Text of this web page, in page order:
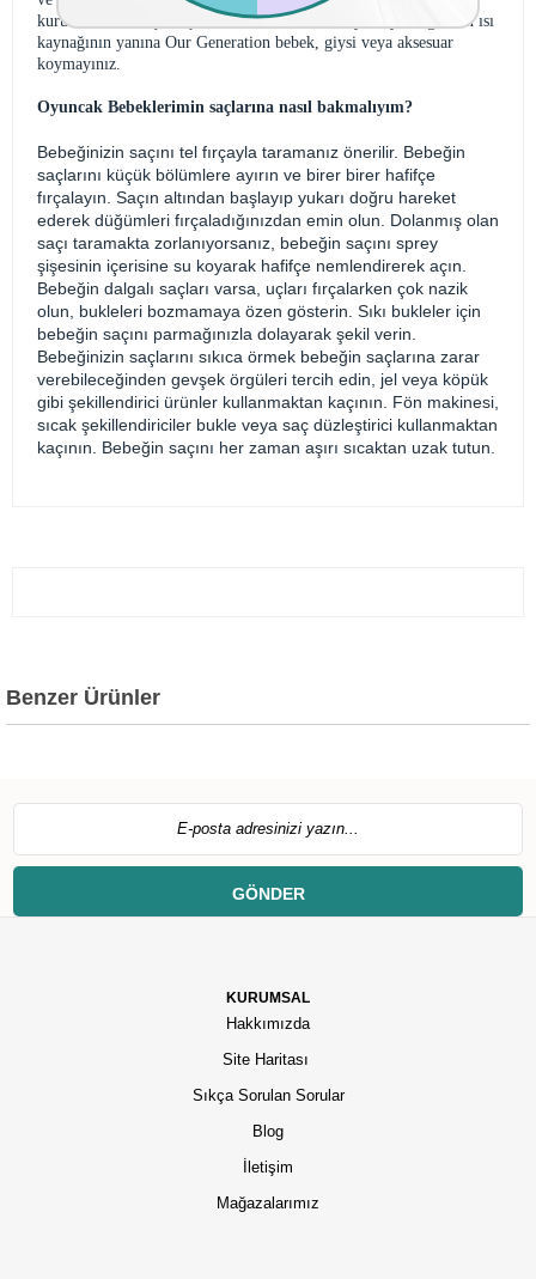
kurutabilirsiniz. Çamaşır makinesine, kurutucuya veya doğrudan ısı
kaynağının yanına Our Generation bebek, giysi veya aksesuar
koymayınız.
Oyuncak Bebeklerimin saçlarına nasıl bakmalıyım?
Bebeğinizin saçını tel fırçayla taramanız önerilir. Bebeğin
saçlarını küçük bölümlere ayırın ve birer birer hafifçe
fırçalayın. Saçın altından başlayıp yukarı doğru hareket
ederek düğümleri fırçaladığınızdan emin olun. Dolanmış olan
saçı taramakta zorlanıyorsanız, bebeğin saçını sprey
şişesinin içerisine su koyarak hafifçe nemlendirerek açın.
Bebeğin dalgalı saçları varsa, uçları fırçalarken çok nazik
olun, bukleleri bozmamaya özen gösterin. Sıkı bukleler için
bebeğin saçını parmağınızla dolayarak şekil verin.
Bebeğinizin saçlarını sıkıca örmek bebeğin saçlarına zarar
verebileceğinden gevşek örgüleri tercih edin, jel veya köpük
gibi şekillendirici ürünler kullanmaktan kaçının. Fön makinesi,
sıcak şekillendiriciler bukle veya saç düzleştirici kullanmaktan
kaçının. Bebeğin saçını her zaman aşırı sıcaktan uzak tutun.
Benzer Ürünler
GÖNDER
KURUMSAL
Hakkımızda
Site Haritası
Sıkça Sorulan Sorular
Blog
İletişim
Mağazalarımız